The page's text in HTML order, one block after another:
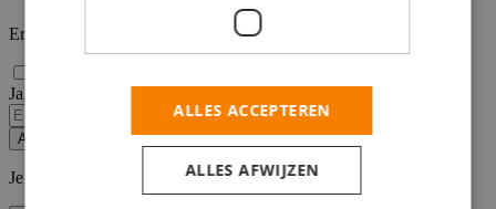
Er zijn
Ja, email mij de nieuwste vacatures van deze zoekopdracht!
Alert opslaan
Je kunt vacature-alerts op elk moment uitzetten.
ALLES ACCEPTEREN
ALLES AFWIJZEN